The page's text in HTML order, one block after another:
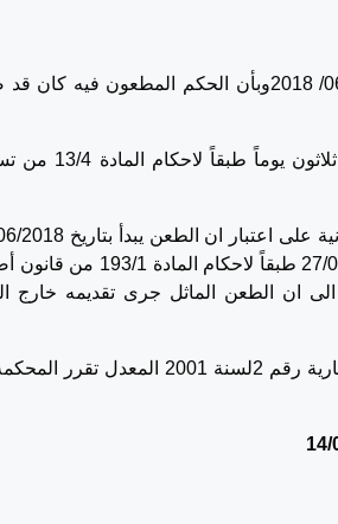
وبعد التدقيق والمداولة قانوناً نجد أن الطعن الماثل جرى تقديمه في 06/08/ 2018وبأن الحكم المطعون فيه
ولما كان ذلك وكانت مدة الطعن بالنقض في الاحكام المتعلقة
ولطالما الامر كذلك وكان الطعن الماثل قد جرى تقديمه خارج المدة القانونية
اي من اليوم التالي من تاريخ صدور الحكم محل الطعن الماثل في 27/06/2018 طبقاً
2001 المعدل هذا وبالوصول الى ان الطعن الماثل جرى تقديمه
وعليه وعملاً باحكام المادة 195 من قانون اصول المحاكمات المدنية والتجارية رقم 2لسنة 2001